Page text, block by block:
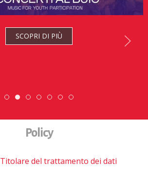
SCOPRI DI PIÙ
ESC » Volontariato internazionale
Scambio Giovanile » 19 - 28
DiscoverEu Inclusion
Scopri dove sono i nostri
Policy
Titolare del trattamento dei dati